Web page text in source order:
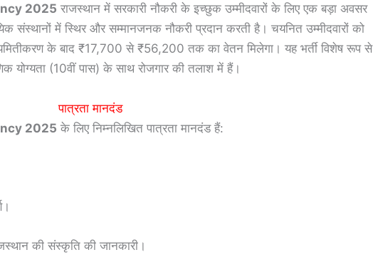
2025 राजस्थान में सरकारी नौकरी के इच्छुक उम्मीदवारों के लिए एक बड़ा अवसर
संस्थानों में स्थिर और सम्मानजनक नौकरी प्रदान करती है। चयनित उम्मीदवारों को
के बाद ₹17,700 से ₹56,200 तक का वेतन मिलेगा। यह भर्ती विशेष रूप से
योग्यता (10वीं पास) के साथ रोजगार की तलाश में हैं।
पात्रता मानदंड
2025 के लिए निम्नलिखित पात्रता मानदंड हैं:
की संस्कृति की जानकारी।